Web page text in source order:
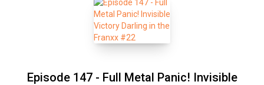
Episode 147 - Full Metal Panic! Invisible